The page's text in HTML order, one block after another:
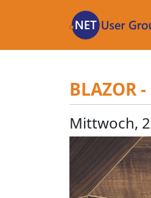
BLAZOR
Mittwoch,